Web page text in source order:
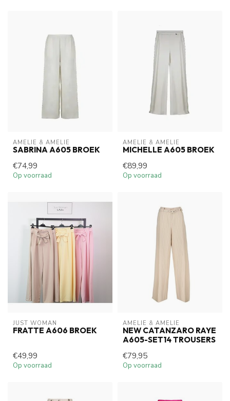
AMELIE & AMELIE
SABRINA A605 BROEK
€74,99
Op voorraad
AMELIE & AMELIE
MICHELLE A605 BROEK
€89,99
Op voorraad
JUST WOMAN
FRATTE A606 BROEK
€49,99
Op voorraad
AMELIE & AMELIE
NEW CATANZARO RAYE
A605-SET14 TROUSERS
€79,95
Op voorraad